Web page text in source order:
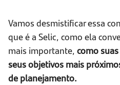
Vamos desmistificar essa
que é a Selic, como ela
mais importante, como
seus objetivos mais
de planejamento.